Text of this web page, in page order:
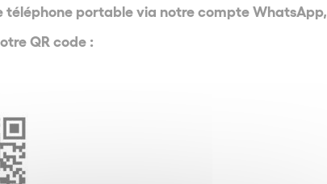
téléphone portable via notre compte WhatsApp,
QR code :